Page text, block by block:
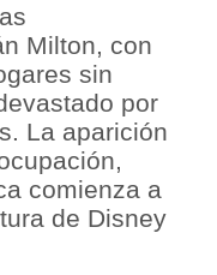
Milton, con
sin
por
La aparición
comienza a
de Disney